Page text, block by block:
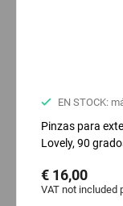
EN STOCK:
Pinzas para
Lovely, 90
€ 16,00
VAT not included